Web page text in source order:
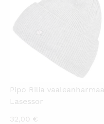
Pipo Rilia vaaleanharmaa
Lasessor
32,00 €